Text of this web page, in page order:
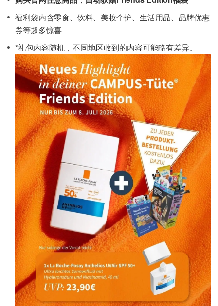
福利袋内含零食、饮料、美妆个护、生活用品、品牌优惠
券等超多惊喜
*礼包内容随机，不同地区收到的内容可能略有差异。